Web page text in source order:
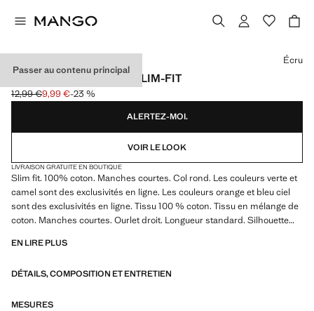
Passer au contenu principal
T-SHIRT 100 % COTON SLIM-FIT
Prix initial barré [12,99 € ]
12,99 €
Prix actuel [9,99 € ]
9,99 €-23 %
Choisissez une couleur
Écru
ALERTEZ-MOI.
VOIR LE LOOK
LIVRAISON GRATUITE EN BOUTIQUE
Slim fit. 100% coton. Manches courtes. Col rond. Les couleurs verte et
camel sont des exclusivités en ligne. Les couleurs orange et bleu ciel
sont des exclusivités en ligne. Tissu 100 % coton. Tissu en mélange de
coton. Manches courtes. Ourlet droit. Longueur standard. Silhouette
% coton, col rond, manches courtes, le mannequin mesure 185 cm et
EN LIRE PLUS
DÉTAILS, COMPOSITION ET ENTRETIEN
MESURES